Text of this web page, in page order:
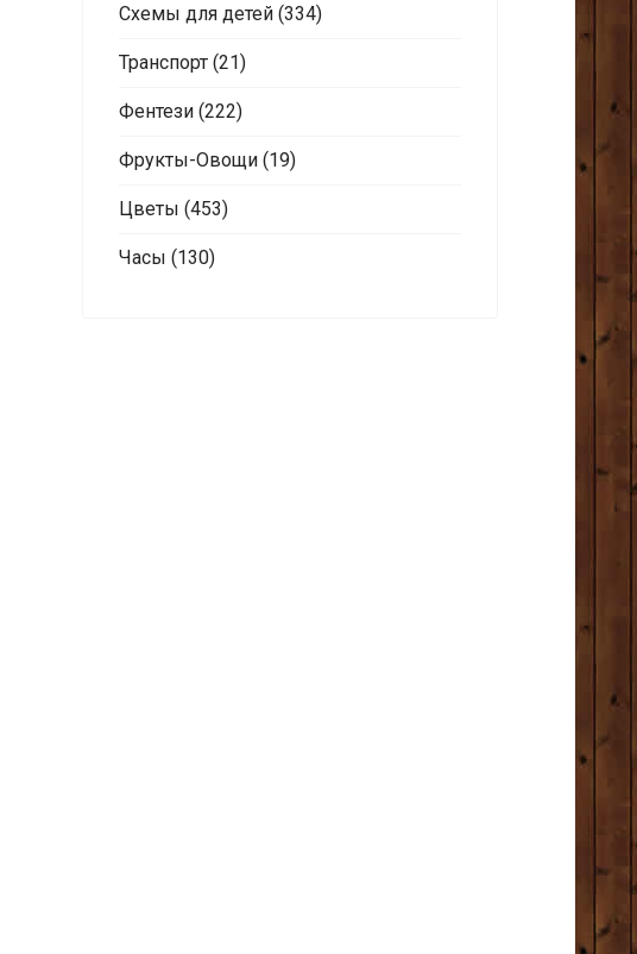
Схемы для детей (334)
Транспорт (21)
Фентези (222)
Фрукты-Овощи (19)
Цветы (453)
Часы (130)